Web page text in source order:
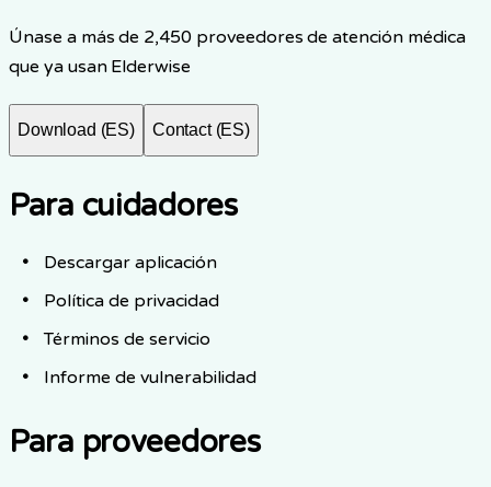
Únase a más de 2,450 proveedores de atención médica
que ya usan Elderwise
Download (ES) Contact (ES)
Para cuidadores
Descargar aplicación
Política de privacidad
Términos de servicio
Informe de vulnerabilidad
Para proveedores